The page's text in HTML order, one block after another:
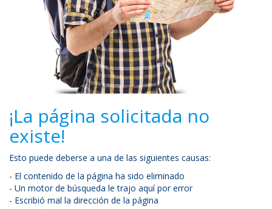
¡La página solicitada no
existe!
Esto puede deberse a una de las siguientes causas:
- El contenido de la página ha sido eliminado
- Un motor de búsqueda le trajo aquí por error
- Escribió mal la dirección de la página